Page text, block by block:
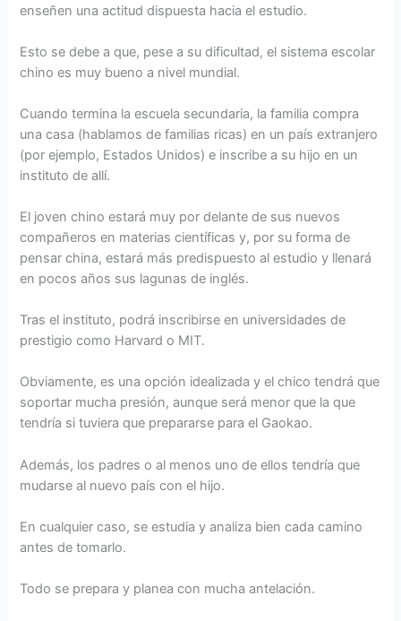
enseñen una actitud dispuesta hacia el estudio.
Esto se debe a que, pese a su dificultad, el sistema escolar
chino es muy bueno a nivel mundial.
Cuando termina la escuela secundaria, la familia compra
una casa (hablamos de familias ricas) en un país extranjero
(por ejemplo, Estados Unidos) e inscribe a su hijo en un
instituto de allí.
El joven chino estará muy por delante de sus nuevos
compañeros en materias científicas y, por su forma de
pensar china, estará más predispuesto al estudio y llenará
en pocos años sus lagunas de inglés.
Tras el instituto, podrá inscribirse en universidades de
prestigio como Harvard o MIT.
Obviamente, es una opción idealizada y el chico tendrá que
soportar mucha presión, aunque será menor que la que
tendría si tuviera que prepararse para el Gaokao.
Además, los padres o al menos uno de ellos tendría que
mudarse al nuevo país con el hijo.
En cualquier caso, se estudia y analiza bien cada camino
antes de tomarlo.
Todo se prepara y planea con mucha antelación.